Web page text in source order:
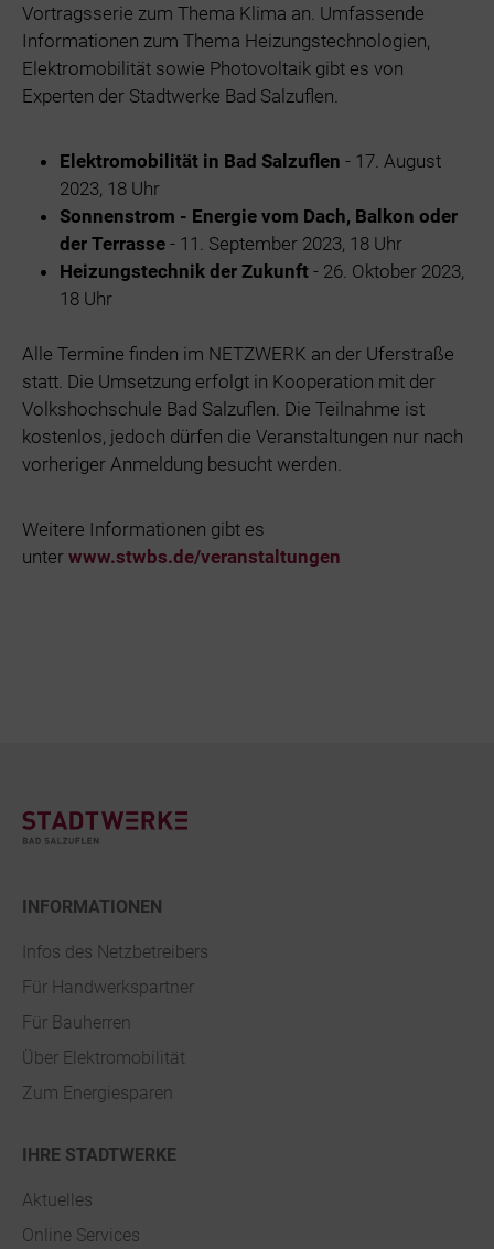
Vortragsserie zum Thema Klima an. Umfassende
Informationen zum Thema Heizungstechnologien,
Elektromobilität sowie Photovoltaik gibt es von
Experten der Stadtwerke Bad Salzuflen.
Elektromobilität in Bad Salzuflen - 17. August
2023, 18 Uhr
Sonnenstrom - Energie vom Dach, Balkon oder
der Terrasse - 11. September 2023, 18 Uhr
Heizungstechnik der Zukunft - 26. Oktober 2023,
18 Uhr
Alle Termine finden im NETZWERK an der Uferstraße
statt. Die Umsetzung erfolgt in Kooperation mit der
Volkshochschule Bad Salzuflen. Die Teilnahme ist
kostenlos, jedoch dürfen die Veranstaltungen nur nach
vorheriger Anmeldung besucht werden.
Weitere Informationen gibt es
unter www.stwbs.de/veranstaltungen
INFORMATIONEN
Infos des Netzbetreibers
Für Handwerkspartner
Für Bauherren
Über Elektromobilität
Zum Energiesparen
IHRE STADTWERKE
Aktuelles
Online Services